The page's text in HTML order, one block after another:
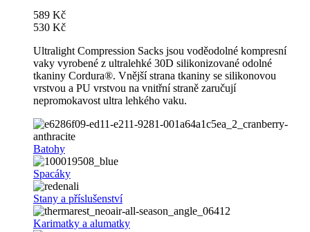
589 Kč
530 Kč
Ultralight Compression Sacks jsou voděodolné kompresní
vaky vyrobené z ultralehké 30D silikonizované odolné
tkaniny Cordura®. Vnější strana tkaniny se silikonovou
vrstvou a PU vrstvou na vnitřní straně zaručují
nepromokavost ultra lehkého vaku.
Batohy
Spacáky
Stany a příslušenství
Karimatky a alumatky